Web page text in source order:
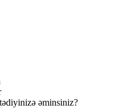
əminsiniz?